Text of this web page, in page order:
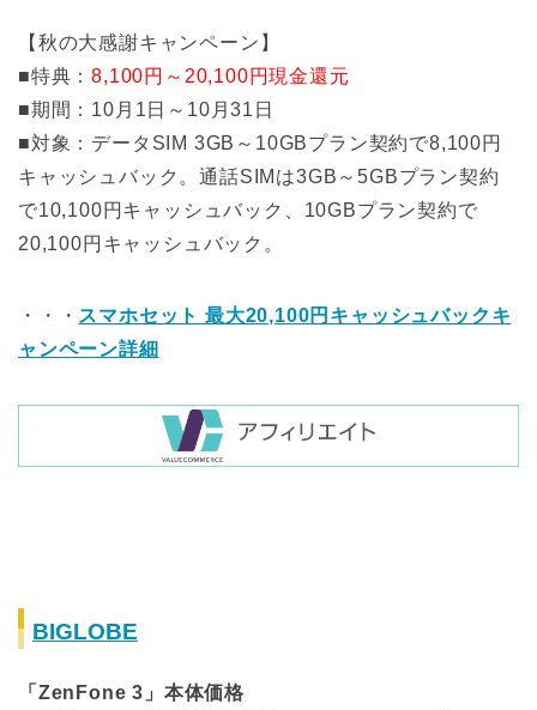
【秋の大感謝キャンペーン】
■特典：8,100円～20,100円現金還元
■期間：10月1日～10月31日
■対象：データSIM 3GB～10GBプラン契約で8,100円
キャッシュバック。通話SIMは3GB～5GBプラン契約
で10,100円キャッシュバック、10GBプラン契約で
20,100円キャッシュバック。
・・・ スマホセット 最大20,100円キャッシュバックキ
ャンペーン詳細
BIGLOBE
「ZenFone 3」本体価格